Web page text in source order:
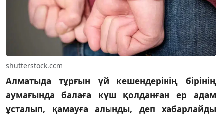
shutterstock.com
Алматыда тұрғын үй кешендерінің бірінің
аумағында балаға күш қолданған ер адам
ұсталып, қамауға алынды, деп хабарлайды